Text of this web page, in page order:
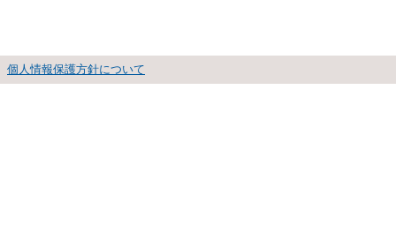
個人情報保護方針について